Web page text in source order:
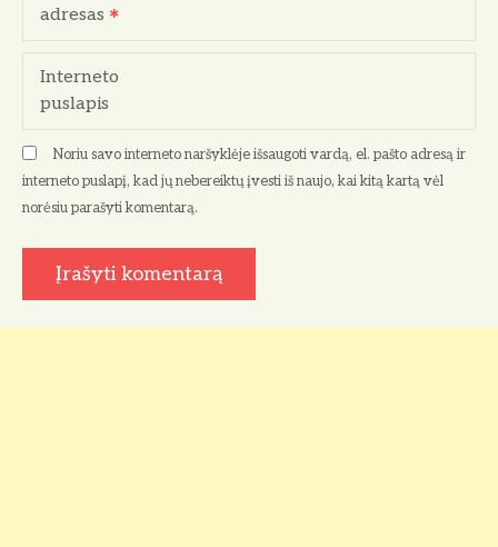
a
š
ų
adresas
Interneto
puslapis
Noriu savo interneto naršyklėje išsaugoti vardą, el. pašto adresą ir
interneto puslapį, kad jų nebereiktų įvesti iš naujo, kai kitą kartą vėl
norėsiu parašyti komentarą.